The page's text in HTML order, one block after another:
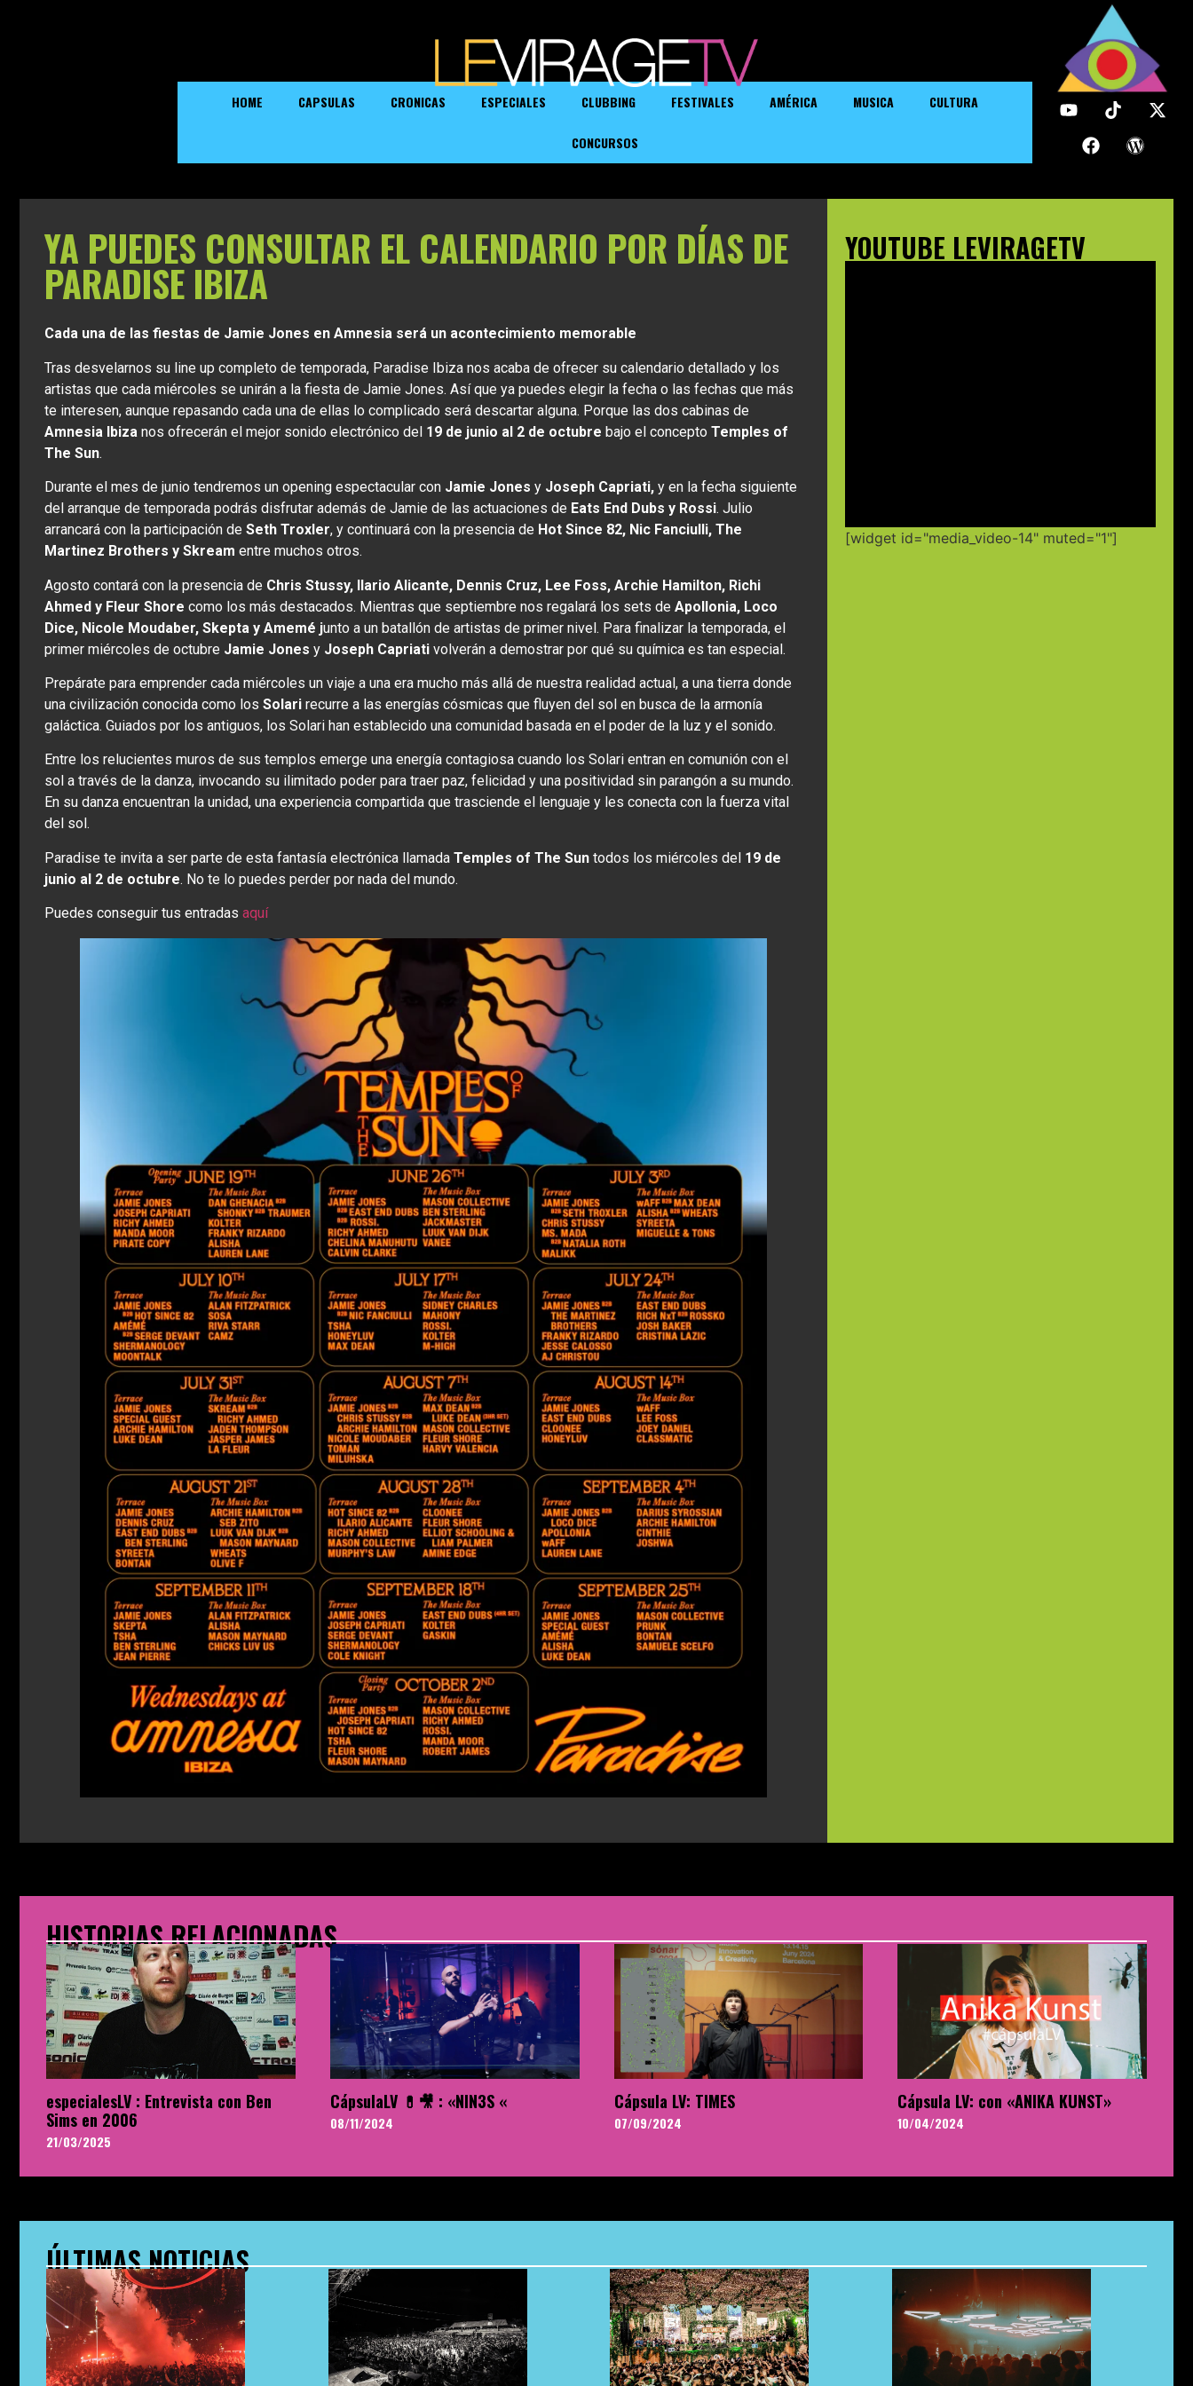
HOME CAPSULAS CRONICAS ESPECIALES CLUBBING FESTIVALES AMÉRICA MUSICA CULTURA
CONCURSOS
YA PUEDES CONSULTAR EL CALENDARIO POR DÍAS DE
PARADISE IBIZA
Cada una de las fiestas de Jamie Jones en Amnesia será un acontecimiento memorable
Tras desvelarnos su line up completo de temporada, Paradise Ibiza nos acaba de ofrecer su calendario detallado y los
artistas que cada miércoles se unirán a la fiesta de Jamie Jones. Así que ya puedes elegir la fecha o las fechas que más
te interesen, aunque repasando cada una de ellas lo complicado será descartar alguna. Porque las dos cabinas de
Amnesia Ibiza nos ofrecerán el mejor sonido electrónico del 19 de junio al 2 de octubre bajo el concepto Temples of
The Sun.
Durante el mes de junio tendremos un opening espectacular con Jamie Jones y Joseph Capriati, y en la fecha siguiente
del arranque de temporada podrás disfrutar además de Jamie de las actuaciones de Eats End Dubs y Rossi. Julio
arrancará con la participación de Seth Troxler, y continuará con la presencia de Hot Since 82, Nic Fanciulli, The
Martinez Brothers y Skream entre muchos otros.
Agosto contará con la presencia de Chris Stussy, Ilario Alicante, Dennis Cruz, Lee Foss, Archie Hamilton, Richi
Ahmed y Fleur Shore como los más destacados. Mientras que septiembre nos regalará los sets de Apollonia, Loco
Dice, Nicole Moudaber, Skepta y Amemé junto a un batallón de artistas de primer nivel. Para finalizar la temporada, el
primer miércoles de octubre Jamie Jones y Joseph Capriati volverán a demostrar por qué su química es tan especial.
Prepárate para emprender cada miércoles un viaje a una era mucho más allá de nuestra realidad actual, a una tierra donde
una civilización conocida como los Solari recurre a las energías cósmicas que fluyen del sol en busca de la armonía
galáctica. Guiados por los antiguos, los Solari han establecido una comunidad basada en el poder de la luz y el sonido.
Entre los relucientes muros de sus templos emerge una energía contagiosa cuando los Solari entran en comunión con el
sol a través de la danza, invocando su ilimitado poder para traer paz, felicidad y una positividad sin parangón a su mundo.
En su danza encuentran la unidad, una experiencia compartida que trasciende el lenguaje y les conecta con la fuerza vital
del sol.
Paradise te invita a ser parte de esta fantasía electrónica llamada Temples of The Sun todos los miércoles del 19 de
junio al 2 de octubre. No te lo puedes perder por nada del mundo.
Puedes conseguir tus entradas aquí
YOUTUBE LEVIRAGETV
[widget id="media_video-14" muted="1"]
HISTORIAS RELACIONADAS
especialesLV : Entrevista con Ben
Sims en 2006
21/03/2025
CápsulaLV 💊🎥 : «NIN3S «
08/11/2024
Cápsula LV: TIMES
07/09/2024
Cápsula LV: con «ANIKA KUNST»
10/04/2024
ÚLTIMAS NOTICIAS